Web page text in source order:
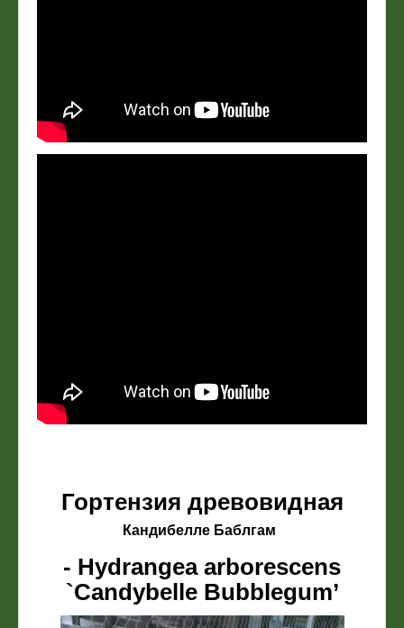
Гортензия древовидная
Кандибелле Баблгам
- Hydrangea arborescens
`Candybelle Bubblegum’